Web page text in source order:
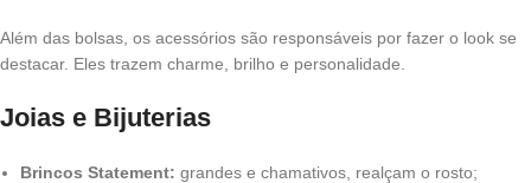
Além das bolsas, os acessórios são responsáveis por fazer o look se
destacar. Eles trazem charme, brilho e personalidade.
Joias e Bijuterias
Brincos Statement: grandes e chamativos, realçam o rosto;